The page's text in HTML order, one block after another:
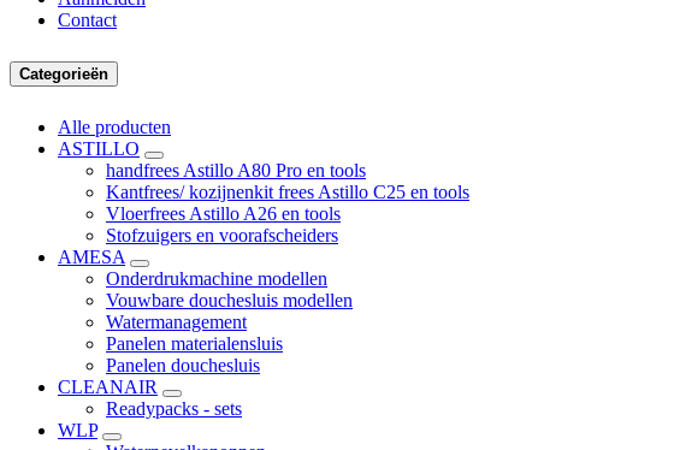
Contact
Categorieën
Alle producten
ASTILLO
handfrees Astillo A80 Pro en tools
Kantfrees/ kozijnenkit frees Astillo C25 en tools
Vloerfrees Astillo A26 en tools
Stofzuigers en voorafscheiders
AMESA
Onderdrukmachine modellen
Vouwbare douchesluis modellen
Watermanagement
Panelen materialensluis
Panelen douchesluis
CLEANAIR
Readypacks - sets
WLP